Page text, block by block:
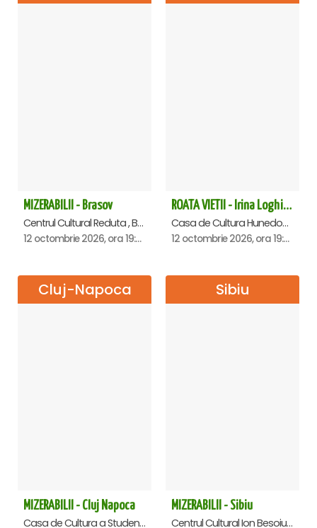
MIZERABILII - Brasov
Centrul Cultural Reduta , Brasov
12 octombrie 2026, ora 19:00
ROATA VIETII - Irina Loghin și Maria Dragomiroiu - Hunedoara
Casa de Cultura Hunedoara - Centrul Cultural Corviniana , Hunedoara
12 octombrie 2026, ora 19:00
Cluj-Napoca
MIZERABILII - Cluj Napoca
Casa de Cultura a Studentilor Dumitru Farcas, Cluj-Napoca
Sibiu
MIZERABILII - Sibiu
Centrul Cultural Ion Besoiu ( Casa de Cultura a Sindicatelor ), Sibiu